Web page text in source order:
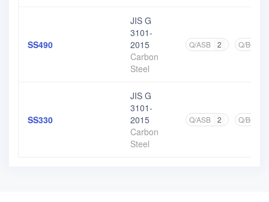
SS490
JIS G
3101-
2015
Carbon
Steel
Q/ASB 2 Q/BQB
SS330
JIS G
3101-
2015
Carbon
Steel
Q/ASB 2 Q/BQB